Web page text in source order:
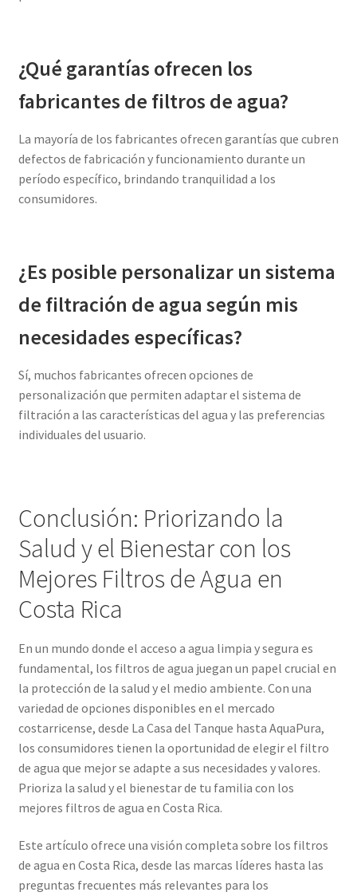
¿Qué garantías ofrecen los
fabricantes de filtros de agua?
La mayoría de los fabricantes ofrecen garantías que cubren
defectos de fabricación y funcionamiento durante un
período específico, brindando tranquilidad a los
consumidores.
¿Es posible personalizar un sistema
de filtración de agua según mis
necesidades específicas?
Sí, muchos fabricantes ofrecen opciones de
personalización que permiten adaptar el sistema de
filtración a las características del agua y las preferencias
individuales del usuario.
Conclusión: Priorizando la
Salud y el Bienestar con los
Mejores Filtros de Agua en
Costa Rica
En un mundo donde el acceso a agua limpia y segura es
fundamental, los filtros de agua juegan un papel crucial en
la protección de la salud y el medio ambiente. Con una
variedad de opciones disponibles en el mercado
costarricense, desde La Casa del Tanque hasta AquaPura,
los consumidores tienen la oportunidad de elegir el filtro
de agua que mejor se adapte a sus necesidades y valores.
Prioriza la salud y el bienestar de tu familia con los
mejores filtros de agua en Costa Rica.
Este artículo ofrece una visión completa sobre los filtros
de agua en Costa Rica, desde las marcas líderes hasta las
preguntas frecuentes más relevantes para los